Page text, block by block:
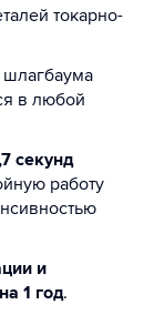
токарно-
шлагбаума
в любой
секунд
работу
и
1 год.